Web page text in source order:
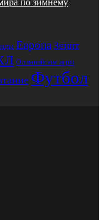
Европа Зенит
Олимпийские игры
Футбол